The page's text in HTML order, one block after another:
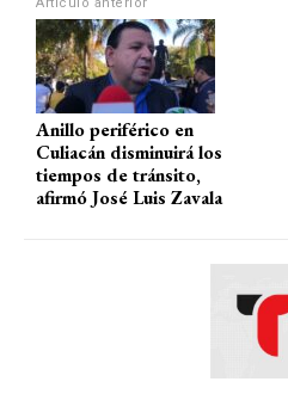
p
k
Anillo periférico en
Culiacán disminuirá los
tiempos de tránsito,
afirmó José Luis Zavala